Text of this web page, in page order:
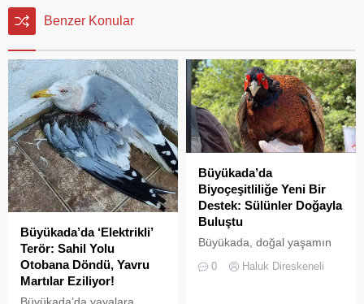
Benzer Konular
Büyükada’da ‘Elektrikli’
Terör: Sahil Yolu
Otobana Döndü, Yavru
Martılar Eziliyor!
Büyükada’da
Biyoçeşitliliğe Yeni Bir
Destek: Sülünler Doğayla
Buluştu
Büyükada, doğal yaşamın
çeşitliliğin
0 Haluk Direskeneli